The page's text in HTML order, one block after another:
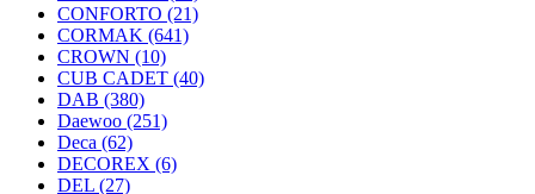
CONFORTO (21)
CORMAK (641)
CROWN (10)
CUB CADET (40)
DAB (380)
Daewoo (251)
Deca (62)
DECOREX (6)
DEL (27)